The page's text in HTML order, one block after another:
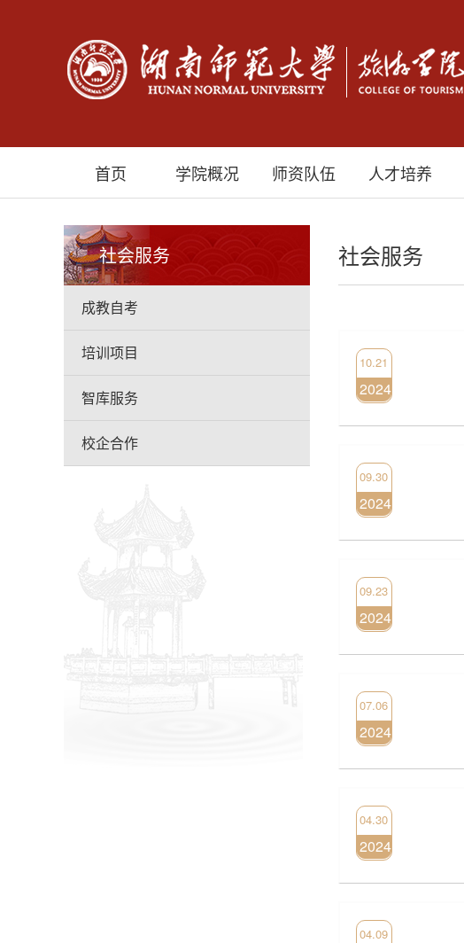
首页 学院概况 师资队伍 人才培养
社会服务
成教自考
培训项目
智库服务
校企合作
社会服务
10.21
2024
09.30
2024
09.23
2024
07.06
2024
04.30
2024
04.09